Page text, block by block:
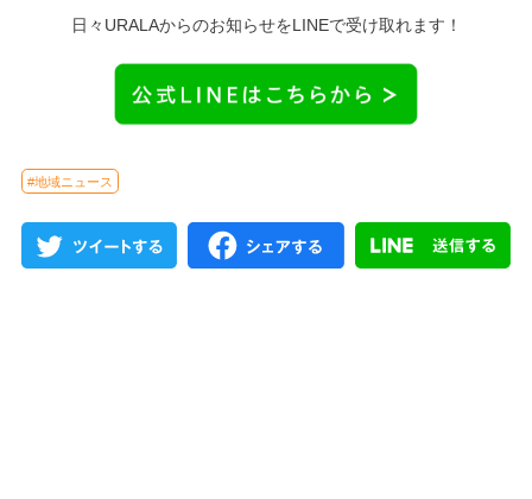
日々URALAからのお知らせをLINEで受け取れます！
#地域ニュース